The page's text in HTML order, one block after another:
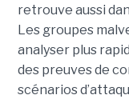
retrouve aussi
Les groupes
analyser plus
des preuves de
scénarios